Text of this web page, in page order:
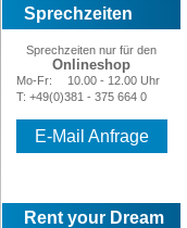
Sprechzeiten
Sprechzeiten nur für den
Onlineshop
Mo-Fr:
10.00 - 12.00 Uhr
T: +49(0)381 - 375 664 0
E-Mail Anfrage
Rent your Dream